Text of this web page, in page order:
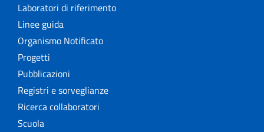
Laboratori di riferimento
Linee guida
Organismo Notificato
Progetti
Pubblicazioni
Registri e sorveglianze
Ricerca collaboratori
Scuola